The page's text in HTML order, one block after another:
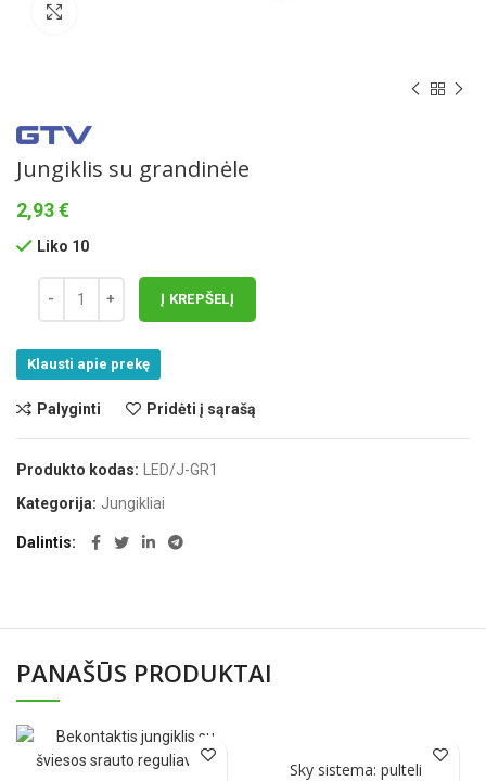
Jungiklis su grandinėle
2,93€
Liko 10
Į KREPŠELĮ
Klausti apie prekę
Palyginti Pridėti į sąrašą
Produkto kodas:
LED/J-GR1
Kategorija: Jungikliai
Dalintis
PANAŠŪS PRODUKTAI
Sky sistema: pultelis